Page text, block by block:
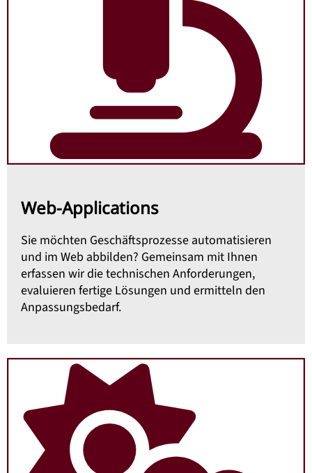
Web-Applications
Sie möchten Geschäftsprozesse automatisieren
und im Web abbilden? Gemeinsam mit Ihnen
erfassen wir die technischen Anforderungen,
evaluieren fertige Lösungen und ermitteln den
Anpassungsbedarf.